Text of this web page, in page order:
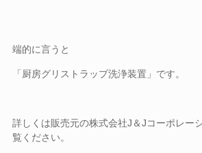
端的に言うと
「厨房グリストラップ洗浄装置」です。
詳しくは販売元の株式会社J＆Jコーポレー
覧ください。